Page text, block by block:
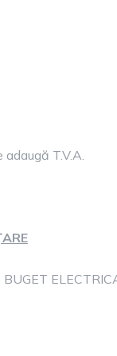
T.V.A.